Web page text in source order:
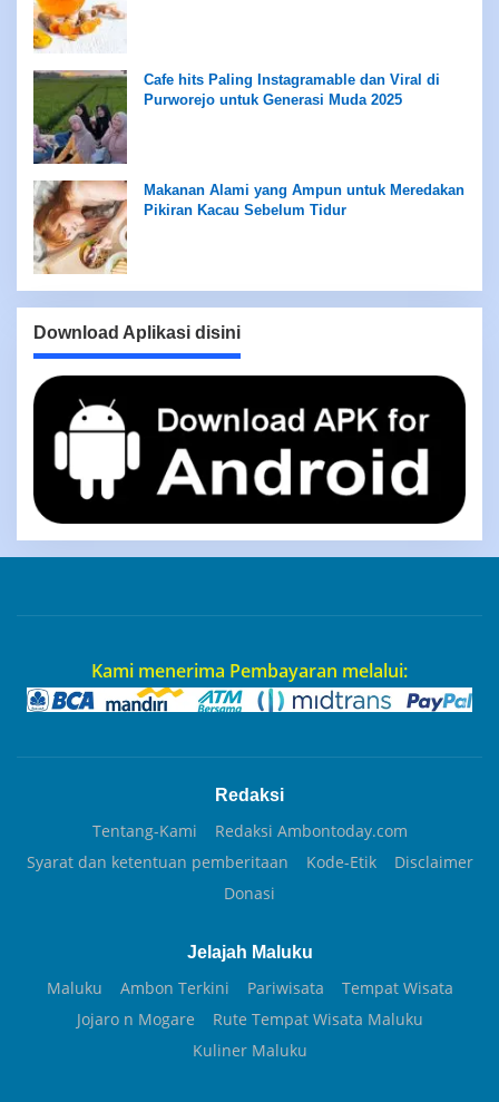
Cafe hits Paling Instagramable dan Viral di
Purworejo untuk Generasi Muda 2025
Makanan Alami yang Ampun untuk Meredakan
Pikiran Kacau Sebelum Tidur
Download Aplikasi disini
Kami menerima Pembayaran melalui:
Redaksi
Tentang-Kami
Redaksi Ambontoday.com
Syarat dan ketentuan pemberitaan
Kode-Etik
Disclaimer
Donasi
Jelajah Maluku
Maluku Ambon Terkini Pariwisata
Tempat Wisata
Jojaro n Mogare
Rute Tempat Wisata Maluku
Kuliner Maluku